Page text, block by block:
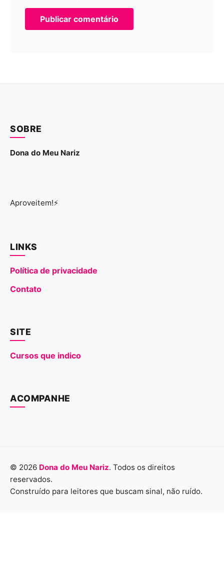
SOBRE
Dona do Meu Nariz
Aproveitem!⚡
LINKS
Política de privacidade
Contato
SITE
Cursos que indico
ACOMPANHE
© 2026 Dona do Meu Nariz. Todos os direitos
reservados.
Construído para leitores que buscam sinal, não ruído.